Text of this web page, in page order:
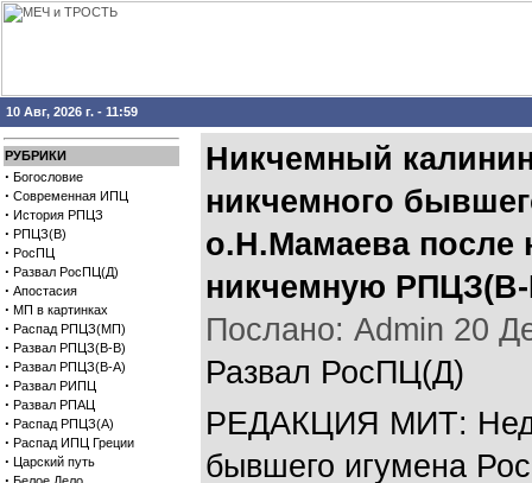
10 Авг, 2026 г. - 11:59
РУБРИКИ
· Богословие
· Современная ИПЦ
· История РПЦЗ
· РПЦЗ(В)
· РосПЦ
· Развал РосПЦ(Д)
· Апостасия
· МП в картинках
· Распад РПЦЗ(МП)
· Развал РПЦЗ(В-В)
· Развал РПЦЗ(В-А)
· Развал РИПЦ
· Развал РПАЦ
· Распад РПЦЗ(А)
· Распад ИПЦ Греции
· Царский путь
Никчемный
никчемного
о.Н.Мамаева после
никчемную
Послано: Admin 20
Развал РосПЦ(Д)
РЕДАКЦИЯ МИТ:
бывшего игумена